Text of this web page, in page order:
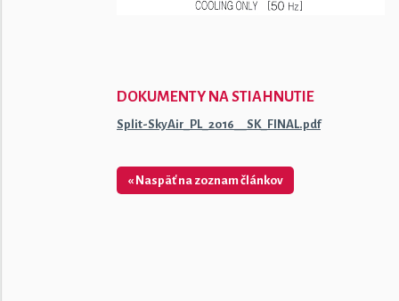
DOKUMENTY NA STIAHNUTIE
Split-SkyAir_PL_2016__SK_FINAL.pdf
« Naspäť na zoznam článkov